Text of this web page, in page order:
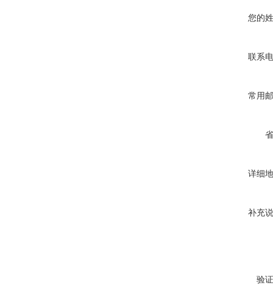
您的
联系
常用
详细
补充
验